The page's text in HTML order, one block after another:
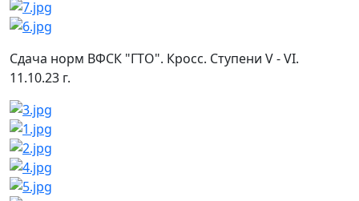
Сдача норм ВФСК "ГТО". Кросс. Ступени V - VI.
11.10.23 г.